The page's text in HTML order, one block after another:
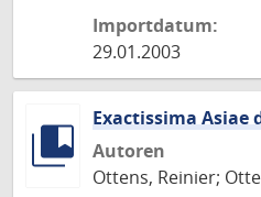
Importdatum:
29.01.2003
Exactissima Asiae
Autoren
Ottens, Reinier;